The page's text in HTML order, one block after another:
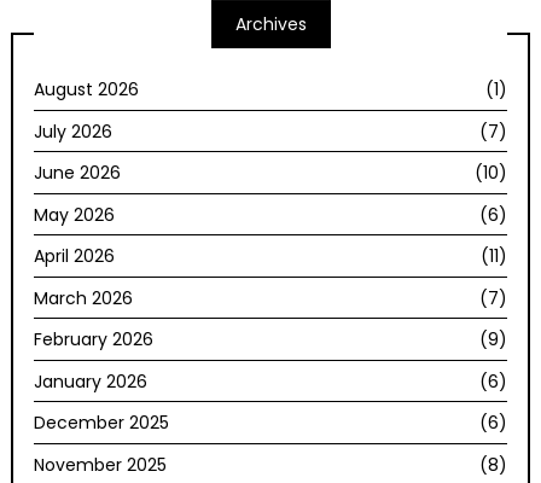
Archives
August 2026
(1)
July 2026
(7)
June 2026
(10)
May 2026
(6)
April 2026
(11)
March 2026
(7)
February 2026
(9)
January 2026
(6)
December 2025
(6)
November 2025
(8)